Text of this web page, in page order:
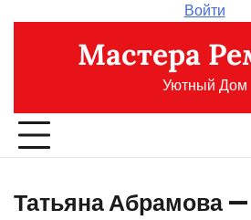
содержимому
Войти
Мастера
Уютный Дом
Татьяна Абрамова —